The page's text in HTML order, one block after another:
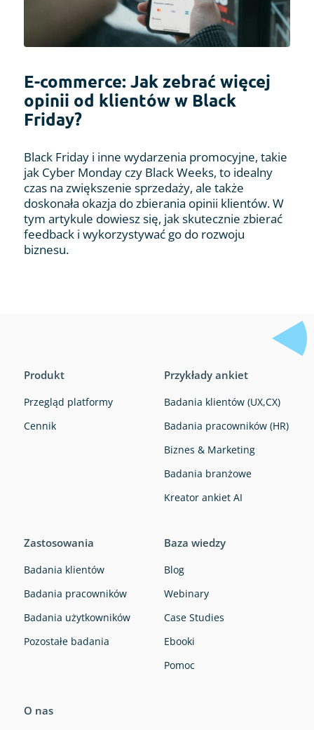
E-commerce: Jak zebrać więcej
opinii od klientów w Black
Friday?
Black Friday i inne wydarzenia promocyjne, takie
jak Cyber Monday czy Black Weeks, to idealny
czas na zwiększenie sprzedaży, ale także
doskonała okazja do zbierania opinii klientów. W
tym artykule dowiesz się, jak skutecznie zbierać
feedback i wykorzystywać go do rozwoju
biznesu.
Produkt
Przegląd platformy
Cennik
Przykłady ankiet
Badania klientów (UX,CX)
Badania pracowników (HR)
Biznes & Marketing
Badania branżowe
Kreator ankiet AI
Zastosowania
Badania klientów
Badania pracowników
Badania użytkowników
Pozostałe badania
Baza wiedzy
Blog
Webinary
Case Studies
Ebooki
Pomoc
O nas